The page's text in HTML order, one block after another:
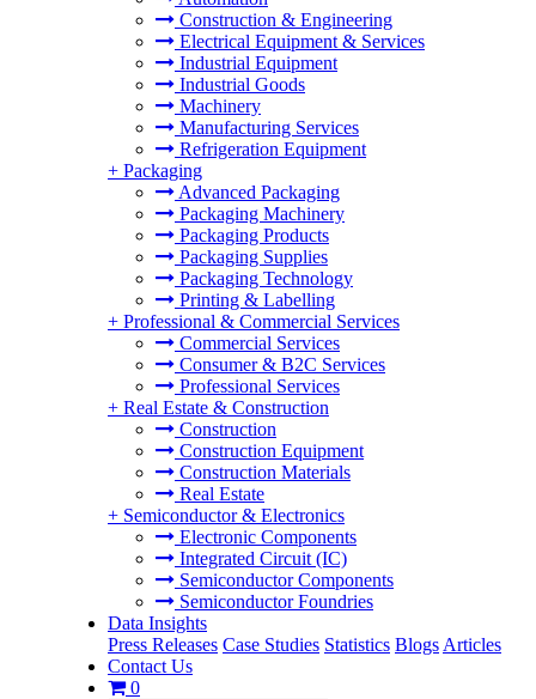
Construction & Engineering
Electrical Equipment & Services
Industrial Equipment
Industrial Goods
Machinery
Manufacturing Services
Refrigeration Equipment
+ Packaging
Advanced Packaging
Packaging Machinery
Packaging Products
Packaging Supplies
Packaging Technology
Printing & Labelling
+ Professional & Commercial Services
Commercial Services
Consumer & B2C Services
Professional Services
+ Real Estate & Construction
Construction
Construction Equipment
Construction Materials
Real Estate
+ Semiconductor & Electronics
Electronic Components
Integrated Circuit (IC)
Semiconductor Components
Semiconductor Foundries
Data Insights
Press Releases Case Studies Statistics Blogs Articles
Contact Us
0